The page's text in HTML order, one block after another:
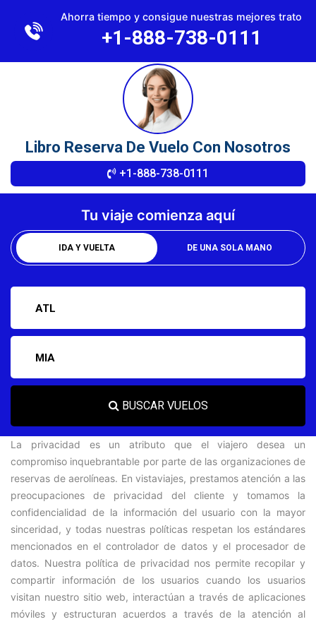
Libro Reserva De Vuelo Con Nosotros
+1-888-738-0111
×
Tu viaje comienza aquí
IDA Y VUELTA DE UNA SOLA MANO
BUSCAR VUELOS
La privacidad es un atributo que el viajero desea un
compromiso inquebrantable por parte de las organizaciones de
reservas de aerolíneas. En vistaviajes, prestamos atención a las
preocupaciones de privacidad del cliente y tomamos la
confidencialidad de la información del usuario con la mayor
sinceridad, y todas nuestras políticas respetan los estándares
mencionados en el controlador de datos y el procesador de
datos. Nuestra política de privacidad nos permite recopilar y
compartir información de los usuarios cuando los usuarios
visitan nuestro sitio web, interactúan a través de aplicaciones
móviles y estructuran acuerdos a través de la atención al
Ahorra tiempo y consigue nuestras mejores trato
+1-888-738-0111